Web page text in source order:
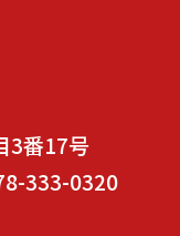
3番17号
333-0320